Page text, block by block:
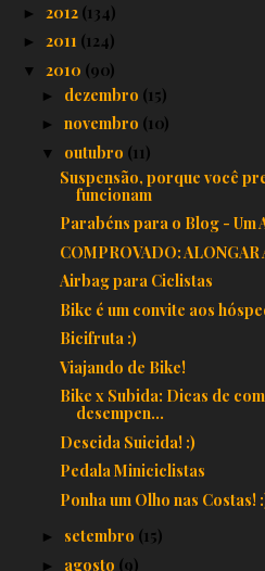
► 2012 (134)
► 2011 (124)
▼ 2010 (90)
► dezembro (15)
► novembro (10)
▼ outubro (11)
Suspensão, porque você
funcionam
Parabéns para o Blog - Um
COMPROVADO: ALONGAR
Airbag para Ciclistas
Bike é um convite aos
Bicifruta :)
Viajando de Bike!
Bike x Subida: Dicas de
desempen...
Descida Suicida! :)
Pedala Miniciclistas
Ponha um Olho nas Costas!
► setembro (15)
► agosto (9)